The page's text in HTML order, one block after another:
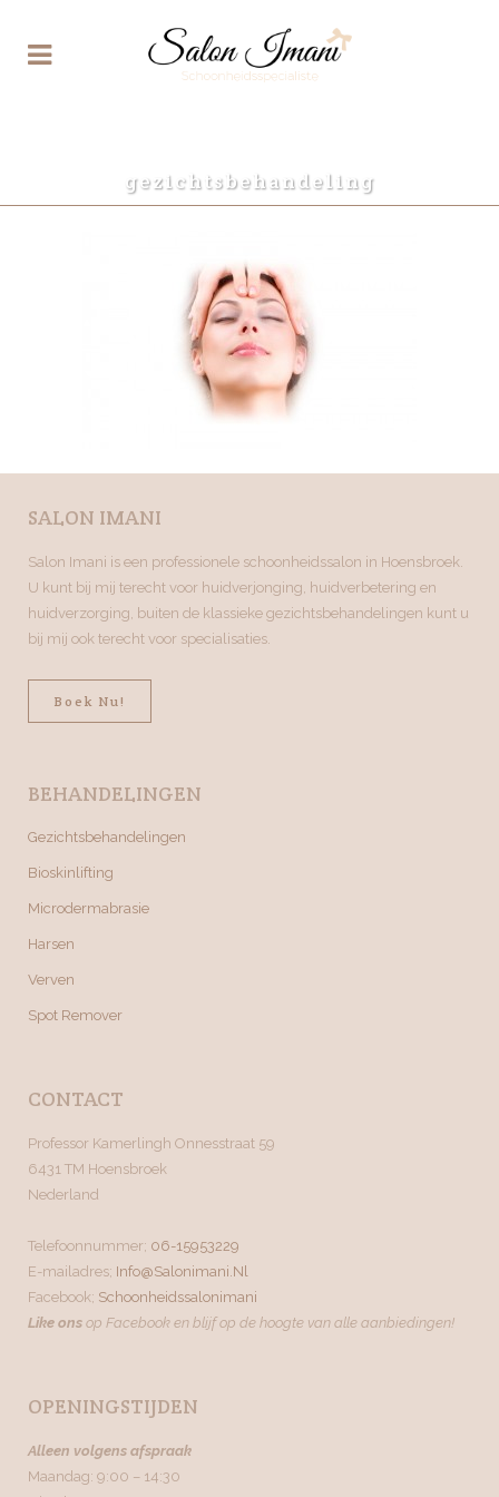
gezichtsbehandeling
SALON IMANI
Salon Imani is een professionele schoonheidssalon in Hoensbroek.
U kunt bij mij terecht voor huidverjonging, huidverbetering en
huidverzorging, buiten de klassieke gezichtsbehandelingen kunt u
bij mij ook terecht voor specialisaties.
Boek Nu!
BEHANDELINGEN
Gezichtsbehandelingen
Bioskinlifting
Microdermabrasie
Harsen
Verven
Spot Remover
CONTACT
Professor Kamerlingh Onnesstraat 59
6431 TM Hoensbroek
Nederland
Telefoonnummer; 06-15953229
E-mailadres; Info@salonimani.nl
Facebook; Schoonheidssalonimani
Like ons op Facebook en blijf op de hoogte van alle aanbiedingen!
OPENINGSTIJDEN
Alleen volgens afspraak
Maandag: 9:00 – 14:30